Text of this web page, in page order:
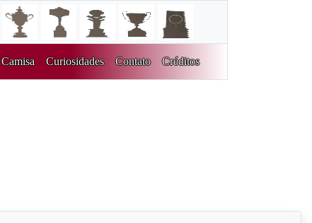
Camisa Curiosidades Contato Créditos